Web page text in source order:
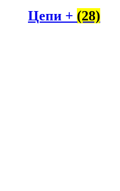
Цепи + (28)